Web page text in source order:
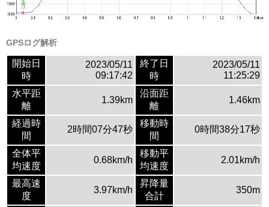
GPSログ解析
開始日
時
2023/05/11
09:17:42
終了日
時
2023/05/11
11:25:29
水平距
離
1.39km
沿面距
離
1.46km
経過時
間
2時間07分47秒
移動時
間
0時間38分17秒
全体平
均速度
0.68km/h
移動平
均速度
2.01km/h
最高速
度
3.97km/h
昇降量
合計
350m